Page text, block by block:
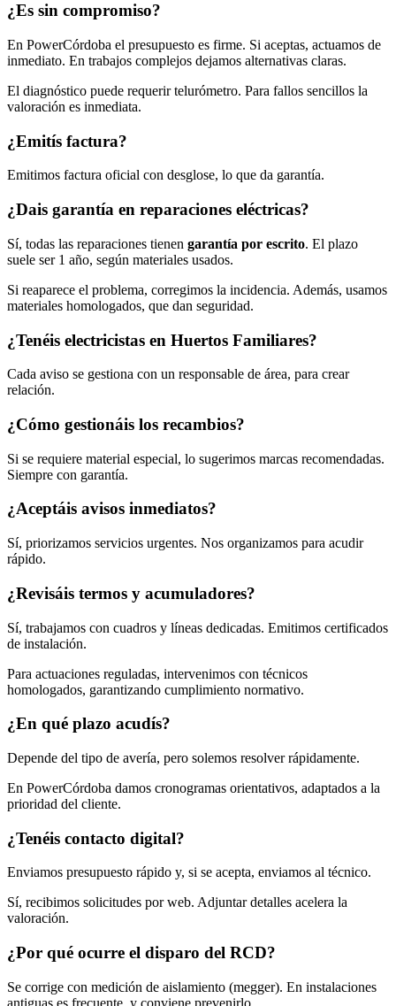
¿Es sin compromiso?
En PowerCórdoba el presupuesto es firme. Si aceptas, actuamos de
inmediato. En trabajos complejos dejamos alternativas claras.
El diagnóstico puede requerir telurómetro. Para fallos sencillos la
valoración es inmediata.
¿Emitís factura?
Emitimos factura oficial con desglose, lo que da garantía.
¿Dais garantía en reparaciones eléctricas?
Sí, todas las reparaciones tienen garantía por escrito. El plazo
suele ser 1 año, según materiales usados.
Si reaparece el problema, corregimos la incidencia. Además, usamos
materiales homologados, que dan seguridad.
¿Tenéis electricistas en Huertos Familiares?
Cada aviso se gestiona con un responsable de área, para crear
relación.
¿Cómo gestionáis los recambios?
Si se requiere material especial, lo sugerimos marcas recomendadas.
Siempre con garantía.
¿Aceptáis avisos inmediatos?
Sí, priorizamos servicios urgentes. Nos organizamos para acudir
rápido.
¿Revisáis termos y acumuladores?
Sí, trabajamos con cuadros y líneas dedicadas. Emitimos certificados
de instalación.
Para actuaciones reguladas, intervenimos con técnicos
homologados, garantizando cumplimiento normativo.
¿En qué plazo acudís?
Depende del tipo de avería, pero solemos resolver rápidamente.
En PowerCórdoba damos cronogramas orientativos, adaptados a la
prioridad del cliente.
¿Tenéis contacto digital?
Enviamos presupuesto rápido y, si se acepta, enviamos al técnico.
Sí, recibimos solicitudes por web. Adjuntar detalles acelera la
valoración.
¿Por qué ocurre el disparo del RCD?
Se corrige con medición de aislamiento (megger). En instalaciones
antiguas es frecuente, y conviene prevenirlo.